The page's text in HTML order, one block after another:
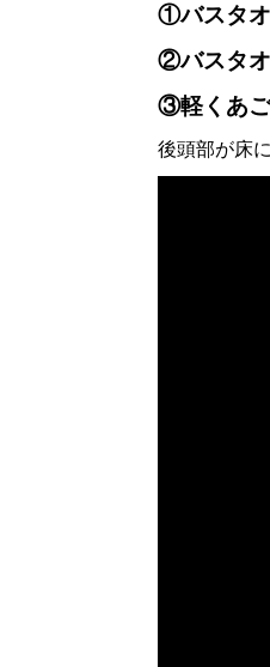
①バスタオ
②バスタオ
③軽くあご
後頭部が床